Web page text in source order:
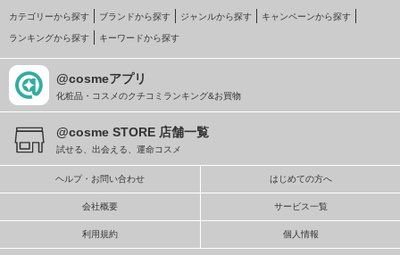
カテゴリーから探す ブランドから探す ジャンルから探す キャンペーンから探す
ランキングから探す キーワードから探す
@cosmeアプリ
化粧品・コスメのクチコミランキング&お買物
@cosme STORE 店舗一覧
試せる、出会える、運命コスメ
ヘルプ・お問い合わせ はじめての方へ
会社概要 サービス一覧
利用規約 個人情報